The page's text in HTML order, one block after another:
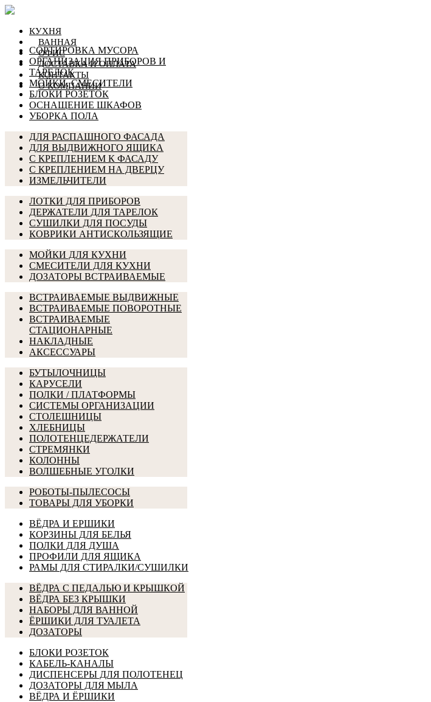
КУХНЯ
ВАННАЯ
ОФИС
ДОСТАВКА И ОПЛАТА
КОНТАКТЫ
О КОМПАНИИ
СОРТИРОВКА МУСОРА
ОРГАНИЗАЦИЯ ПРИБОРОВ И
ТАРЕЛОК
МОЙКИ, СМЕСИТЕЛИ
БЛОКИ РОЗЕТОК
ОСНАЩЕНИЕ ШКАФОВ
УБОРКА ПОЛА
ДЛЯ РАСПАШНОГО ФАСАДА
ДЛЯ ВЫДВИЖНОГО ЯЩИКА
С КРЕПЛЕНИЕМ К ФАСАДУ
С КРЕПЛЕНИЕМ НА ДВЕРЦУ
ИЗМЕЛЬЧИТЕЛИ
ЛОТКИ ДЛЯ ПРИБОРОВ
ДЕРЖАТЕЛИ ДЛЯ ТАРЕЛОК
СУШИЛКИ ДЛЯ ПОСУДЫ
КОВРИКИ АНТИСКОЛЬЗЯЩИЕ
МОЙКИ ДЛЯ КУХНИ
СМЕСИТЕЛИ ДЛЯ КУХНИ
ДОЗАТОРЫ ВСТРАИВАЕМЫЕ
ВСТРАИВАЕМЫЕ ВЫДВИЖНЫЕ
ВСТРАИВАЕМЫЕ ПОВОРОТНЫЕ
ВСТРАИВАЕМЫЕ
СТАЦИОНАРНЫЕ
НАКЛАДНЫЕ
АКСЕССУАРЫ
БУТЫЛОЧНИЦЫ
КАРУСЕЛИ
ПОЛКИ / ПЛАТФОРМЫ
СИСТЕМЫ ОРГАНИЗАЦИИ
СТОЛЕШНИЦЫ
ХЛЕБНИЦЫ
ПОЛОТЕНЦЕДЕРЖАТЕЛИ
СТРЕМЯНКИ
КОЛОННЫ
ВОЛШЕБНЫЕ УГОЛКИ
РОБОТЫ-ПЫЛЕСОСЫ
ТОВАРЫ ДЛЯ УБОРКИ
ВЁДРА И ЕРШИКИ
КОРЗИНЫ ДЛЯ БЕЛЬЯ
ПОЛКИ ДЛЯ ДУША
ПРОФИЛИ ДЛЯ ЯЩИКА
РАМЫ ДЛЯ СТИРАЛКИ/СУШИЛКИ
ВЁДРА С ПЕДАЛЬЮ И КРЫШКОЙ
ВЁДРА БЕЗ КРЫШКИ
НАБОРЫ ДЛЯ ВАННОЙ
ЁРШИКИ ДЛЯ ТУАЛЕТА
ДОЗАТОРЫ
БЛОКИ РОЗЕТОК
КАБЕЛЬ-КАНАЛЫ
ДИСПЕНСЕРЫ ДЛЯ ПОЛОТЕНЕЦ
ДОЗАТОРЫ ДЛЯ МЫЛА
ВЁДРА И ЁРШИКИ